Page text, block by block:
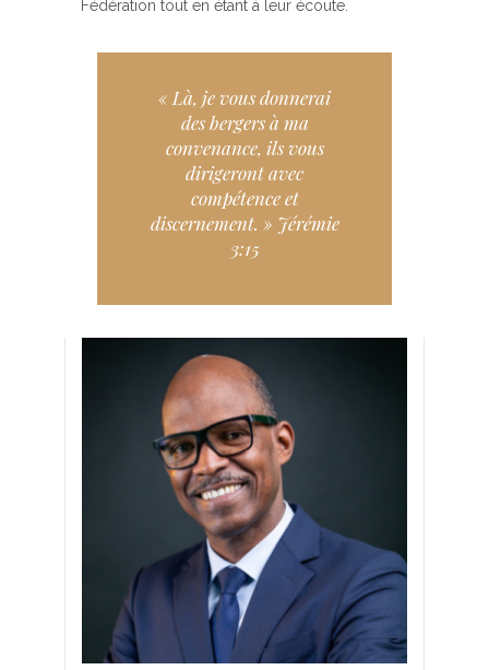
Fédération tout en étant à leur écoute.
« Là, je vous donnerai
des bergers à ma
convenance, ils vous
dirigeront avec
compétence et
discernement. » Jérémie
3:15